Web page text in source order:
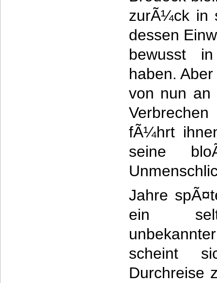
zurÃ¼ck in
dessen
bewusst
haben.
von nun an
fÃ¼hrt
seine
Jahre
ein
scheint
Durchreise